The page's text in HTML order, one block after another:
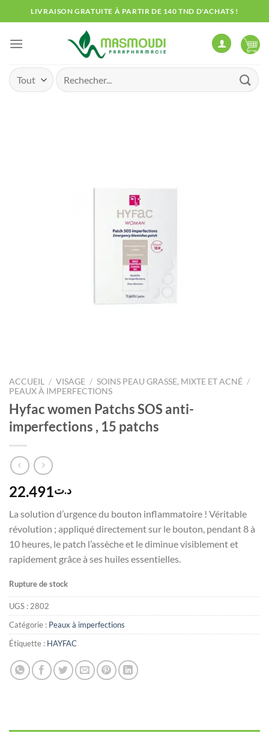
au
contenu
LIVRAISON GRATUITE À PARTIR DE 140 TND D'ACHATS !
Recherche
pour :
ACCUEIL / VISAGE / SOINS PEAU GRASSE, MIXTE ET ACNÉ /
PEAUX À IMPERFECTIONS
Hyfac women Patchs SOS anti-
imperfections , 15 patchs
د.ت22.491
La solution d’urgence du bouton inflammatoire ! Véritable
révolution ; appliqué directement sur le bouton, pendant 8 à
10 heures, le patch l’assèche et le diminue visiblement et
rapidement grâce à ses huiles essentielles.
Rupture de stock
UGS : 2802
Catégorie : Peaux à imperfections
Étiquette : HAYFAC